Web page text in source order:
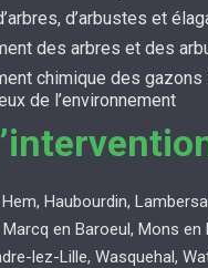
d’arbustes et
des arbres et des
chimique des
de l’environnement
Haubourdin,
en Baroeul, Mons en
lez-Lille, Wasquehal,